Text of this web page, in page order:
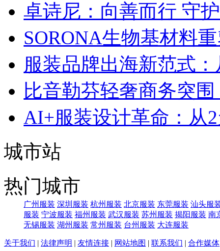
卓诗尼：向善而行 守
SORONA生物基材料
服装品牌出海新范式
比音勒芬轻奢商务突
AI+服装设计革命：从
城市站
热门城市
广州服装 深圳服装 杭州服装 北京服装 东莞服装 汕头服
服装 宁波服装 福州服装 武汉服装 苏州服装 揭阳服装 南
无锡服装 湖州服装 常州服装 台州服装 大连服装
关于我们 | 法律声明 | 友情连接 | 网站地图 | 联系我们 | 合作媒体